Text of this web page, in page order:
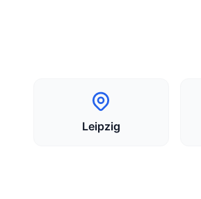
Leipzig